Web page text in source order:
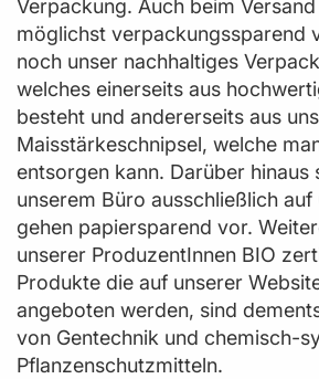
Verpackung. Auch beim
möglichst verpackungssparend
noch unser nachhaltiges
welches einerseits aus
besteht und andererseits aus
Maisstärkeschnipsel, welche
entsorgen kann. Darüber hinaus
unserem Büro ausschließlich
gehen papiersparend vor.
unserer ProduzentInnen BIO
Produkte die auf unserer
angeboten werden, sind
von Gentechnik und chemisch-
Pflanzenschutzmitteln.